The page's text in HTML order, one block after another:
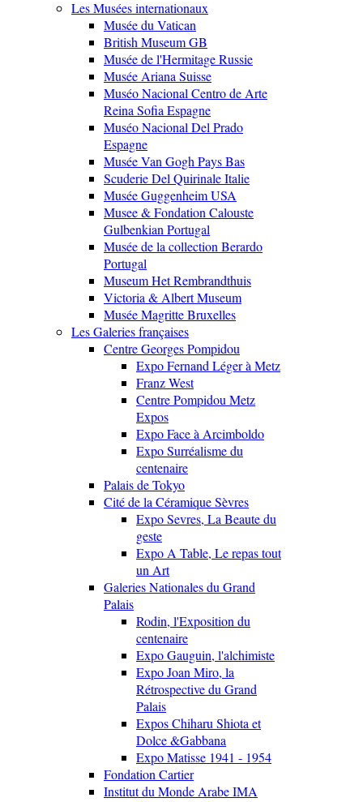
Les Musées internationaux
Musée du Vatican
British Museum GB
Musée de l'Hermitage Russie
Musée Ariana Suisse
Muséo Nacional Centro de Arte
Reina Sofia Espagne
Muséo Nacional Del Prado
Espagne
Musée Van Gogh Pays Bas
Scuderie Del Quirinale Italie
Musée Guggenheim USA
Musee & Fondation Calouste
Gulbenkian Portugal
Musée de la collection Berardo
Portugal
Museum Het Rembrandthuis
Victoria & Albert Museum
Musée Magritte Bruxelles
Les Galeries françaises
Centre Georges Pompidou
Expo Fernand Léger à Metz
Franz West
Centre Pompidou Metz
Expos
Expo Face à Arcimboldo
Expo Surréalisme du
centenaire
Palais de Tokyo
Cité de la Céramique Sèvres
Expo Sevres, La Beaute du
geste
Expo A Table, Le repas tout
un Art
Galeries Nationales du Grand
Palais
Rodin, l'Exposition du
centenaire
Expo Gauguin, l'alchimiste
Expo Joan Miro, la
Rétrospective du Grand
Palais
Expos Chiharu Shiota et
Dolce &Gabbana
Expo Matisse 1941 - 1954
Fondation Cartier
Institut du Monde Arabe IMA